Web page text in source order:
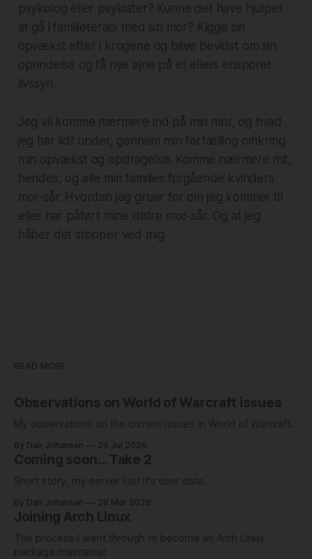
psykolog eller psykiater? Kunne det have hjulpet
at gå i familieterapi med sin mor? Kigge sin
opvækst efter i krogene og blive bevidst om sin
oprindelse og få nye øjne på et ellers ensporet
livssyn.
Jeg vil komme nærmere ind på min mor, og hvad
jeg har lidt under, gennem min fortælling omkring
min opvækst og opdragelse. Komme nærmere mit,
hendes, og alle min families forgående kvinders
mor-sår. Hvordan jeg gruer for om jeg kommer til
eller har påført mine døtre mor-sår. Og at jeg
håber det stopper ved mig.
READ MORE
Observations on World of Warcraft issues
My observations on the current issues in World of Warcraft.
By Dan Johansen 29 Jul 2026
Coming soon... Take 2
Short story, my server lost it's user data.
By Dan Johansen 28 Mar 2026
Joining Arch Linux
The process I went through to become an Arch Linux
package maintainer